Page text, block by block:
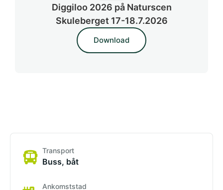
Diggiloo 2026 på Naturscen
Skuleberget 17-18.7.2026
Download
Transport
Buss, båt
Ankomststad